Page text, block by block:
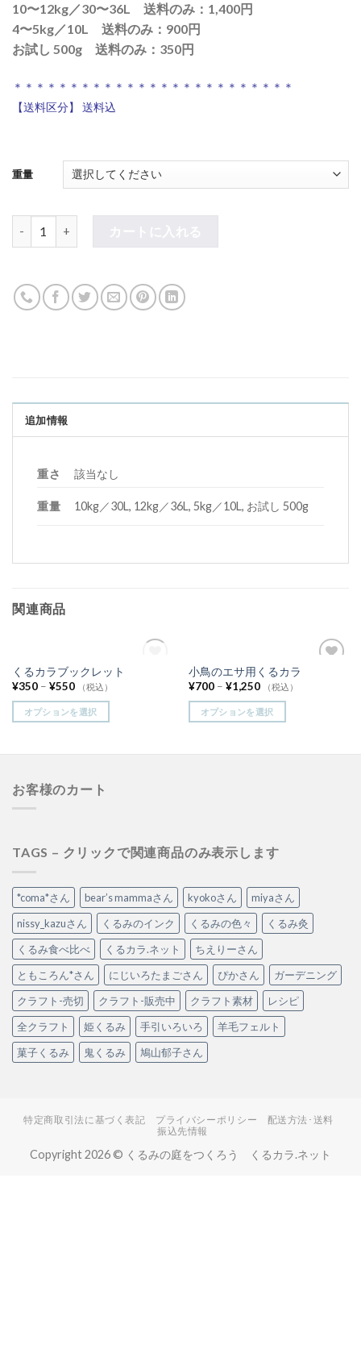
10〜12kg／30〜36L 送料のみ：1,400円
4〜5kg／10L 送料のみ：900円
お試し 500g 送料のみ：350円
＊＊＊＊＊＊＊＊＊＊＊＊＊＊＊＊＊＊＊＊＊＊＊＊＊
【送料区分】 送料込
重量
アウトレット：燃焼用くるカラ 個
追加情報
重さ 該当なし
重量 10kg／30L, 12kg／36L, 5kg／10L, お試し 500g
関連商品
在庫切れ
くるカラブックレット
¥350– ¥550 （税込）
オプションを選択
小鳥のエサ用くるカラ
¥700– ¥1,250 （税込）
オプションを選択
お客様のカート
TAGS – クリックで関連商品のみ表示します
*coma*さん bear’s mammaさん kyokoさん
miyaさん
nissy_kazuさん
くるみのインク くるみの色々
くるみ灸
くるみ食べ比べ
くるカラ.ネット
ちえりーさん
ともころん*さん
にじいろたまごさん ぴかさん
ガーデニング
クラフト-売切
クラフト-販売中 クラフト素材
レシピ
全クラフト
姫くるみ 手引いろいろ
羊毛フェルト
菓子くるみ
鬼くるみ 鳩山郁子さん
特定商取引法に基づく表記 プライバシーポリシー
配送方法･送料
振込先情報
Copyright 2026 © くるみの庭をつくろう くるカラ.ネット